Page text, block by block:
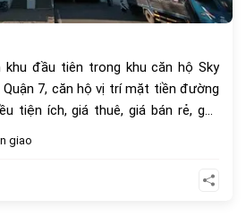
khu đầu tiên trong khu căn hộ Sky
Quận 7, căn hộ vị trí mặt tiền đường
tiện ích, giá thuê, giá bán rẻ, gần
gần trường công lập, trường
giao